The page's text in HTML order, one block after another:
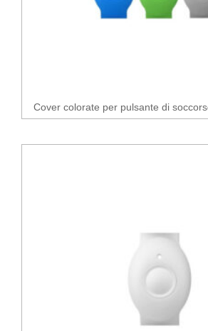
Cover colorate per pulsante di